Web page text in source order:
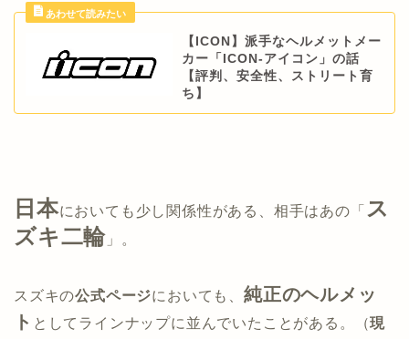
【ICON】派手なヘルメットメー
カー「ICON-アイコン」の話
【評判、安全性、ストリート育
ち】
日本においても少し関係性がある、相手はあの「 ス
ズキ二輪 」。
スズキの公式ページにおいても、純正のヘルメッ
ト としてラインナップに並んでいたことがある。（現